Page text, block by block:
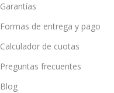
Garantías
Formas de entrega y pago
Calculador de cuotas
Preguntas frecuentes
Blog